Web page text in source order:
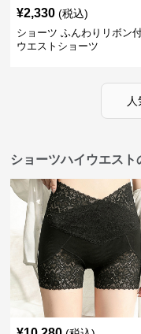
¥2,330 (税込)
ショーツ ふんわりリボン
ウエストショーツ
ショーツハイウエスト